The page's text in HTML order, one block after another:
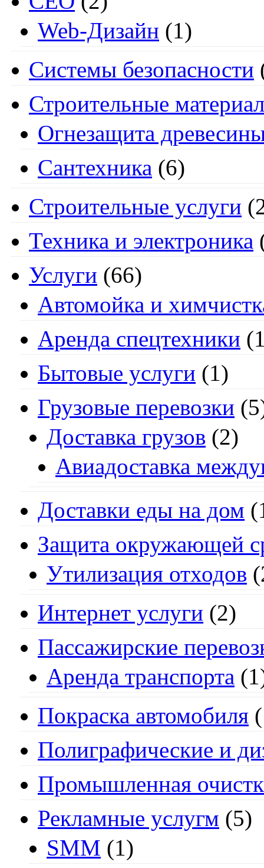
Web-Дизайн (1)
Системы безопасности
Строительные
Огнезащита
Сантехника (6)
Строительные услуги
Техника и электроника
Услуги (66)
Автомойка и
Аренда спецтехники
Бытовые услуги (1)
Грузовые перевозки
Доставка грузов (2)
Авиадоставка
Доставки еды на дом
Защита окружающей
Утилизация отходов
Интернет услуги (2)
Пассажирские
Аренда транспорта
Покраска автомобиля
Полиграфические и
Промышленная
Рекламные услугм (5)
SMM (1)